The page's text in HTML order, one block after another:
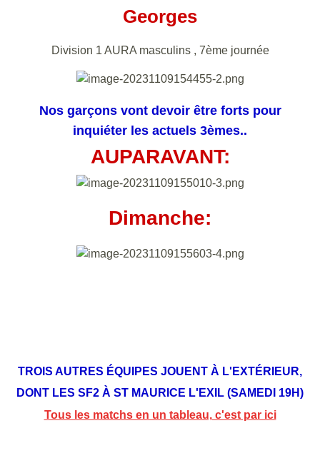
Georges
Division 1 AURA masculins , 7ème journée
Nos garçons vont devoir être forts pour
inquiéter les actuels 3èmes..
AUPARAVANT:
Dimanche:
TROIS AUTRES ÉQUIPES JOUENT À L'EXTÉRIEUR,
DONT LES SF2 À ST MAURICE L'EXIL (SAMEDI 19H)
Tous les matchs en un tableau, c'est par ici